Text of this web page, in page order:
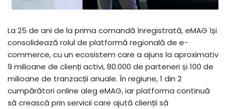
La 25 de ani de la prima comandă înregistrată, eMAG își
consolidează rolul de platformă regională de e-
commerce, cu un ecosistem care a ajuns la aproximativ
9 milioane de clienți activi, 80.000 de parteneri și 100 de
milioane de tranzacții anuale. În regiune, 1 din 2
cumpărători online aleg eMAG, iar platforma continuă
să crească prin servicii care ajută clienții să